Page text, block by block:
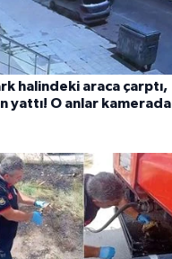
halindeki araca çarptı,
yattı! O anlar kamerada